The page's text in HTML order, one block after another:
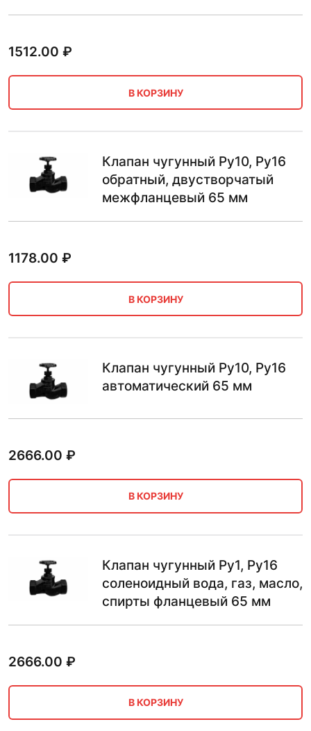
1512.00 ₽
В КОРЗИНУ
Клапан чугунный Ру10, Ру16
обратный, двустворчатый
межфланцевый 65 мм
1178.00 ₽
В КОРЗИНУ
Клапан чугунный Ру10, Ру16
автоматический 65 мм
2666.00 ₽
В КОРЗИНУ
Клапан чугунный Ру1, Ру16
соленоидный вода, газ, масло,
спирты фланцевый 65 мм
2666.00 ₽
В КОРЗИНУ